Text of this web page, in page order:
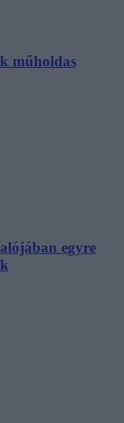
műholdas
egyre